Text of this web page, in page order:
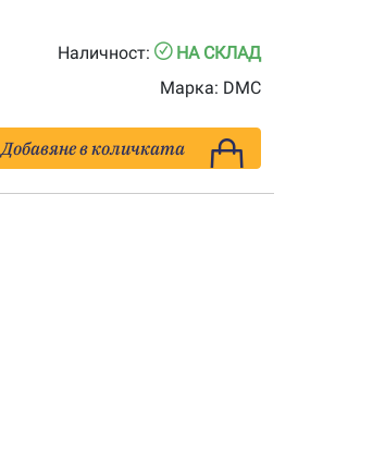
Наличност:
НА СКЛАД
Марка: DMC
Добавяне в количката